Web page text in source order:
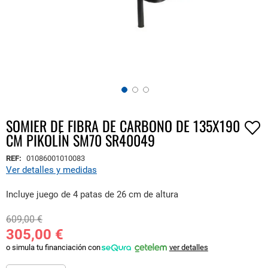
Saltar
al
comienzo
de
la
de
SOMIER DE FIBRA DE CARBONO DE 135X190
CM PIKOLÍN SM70 SR40049
Ver detalles y medidas
REF: 01086001010083
Incluye juego de 4 patas de 26 cm de altura
305,00 €
609,00 €
o simula tu financiación con ver detalles